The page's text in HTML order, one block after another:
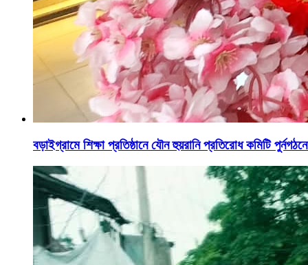
বড়াইগ্রামে শিক্ষা প্রতিষ্ঠানে যৌন হুয়রানি প্রতিরোধ কমিটি